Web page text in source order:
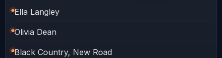
Ella Langley
Olivia Dean
Black Country, New Road